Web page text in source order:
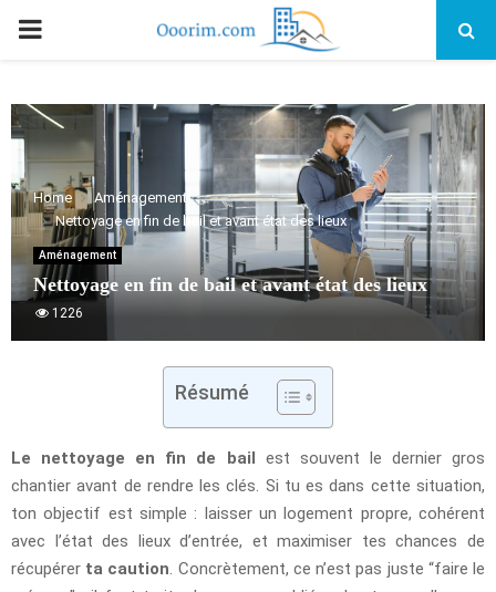
PRIMARY
Home
Aménagement
Nettoyage en fin de bail et avant état des lieux
Aménagement
Nettoyage en fin de bail et avant état des lieux
1226
Résumé
Le nettoyage en fin de bail est souvent le dernier gros
chantier avant de rendre les clés. Si tu es dans cette situation,
ton objectif est simple : laisser un logement propre, cohérent
avec l’état des lieux d’entrée, et maximiser tes chances de
récupérer ta caution . Concrètement, ce n’est pas juste “faire le